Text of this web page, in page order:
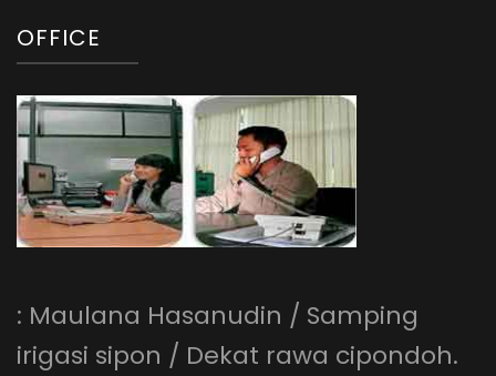
OFFICE
: Maulana Hasanudin / Samping
irigasi sipon / Dekat rawa cipondoh.